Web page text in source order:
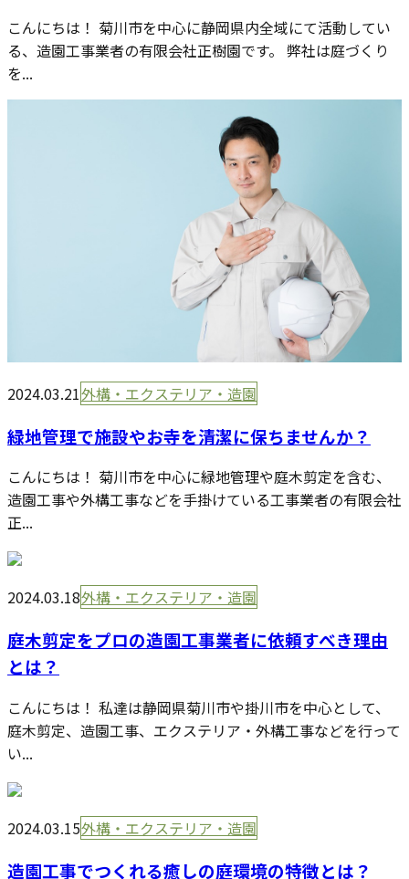
こんにちは！ 菊川市を中心に静岡県内全域にて活動してい
る、造園工事業者の有限会社正樹園です。 弊社は庭づくり
を...
2024.03.21外構・エクステリア・造園
緑地管理で施設やお寺を清潔に保ちませんか？
こんにちは！ 菊川市を中心に緑地管理や庭木剪定を含む、
造園工事や外構工事などを手掛けている工事業者の有限会社
正...
2024.03.18外構・エクステリア・造園
庭木剪定をプロの造園工事業者に依頼すべき理由
とは？
こんにちは！ 私達は静岡県菊川市や掛川市を中心として、
庭木剪定、造園工事、エクステリア・外構工事などを行って
い...
2024.03.15外構・エクステリア・造園
造園工事でつくれる癒しの庭環境の特徴とは？